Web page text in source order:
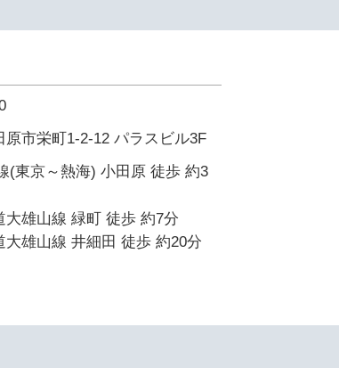
原市栄町1-2-12 パラスビル3F
(東京～熱海) 小田原 徒歩 約3
大雄山線 緑町 徒歩 約7分
大雄山線 井細田 徒歩 約20分